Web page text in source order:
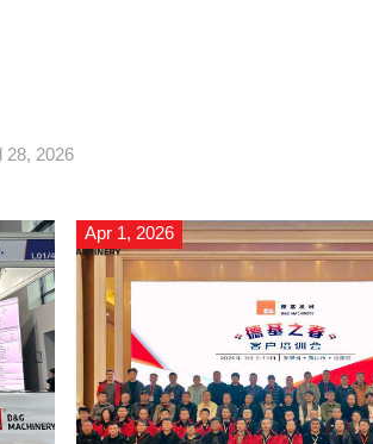
28, 2026
Apr 1, 2026